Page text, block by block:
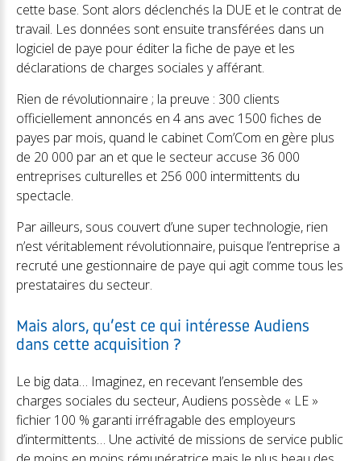
cette base. Sont alors déclenchés la DUE et le contrat de
travail. Les données sont ensuite transférées dans un
logiciel de paye pour éditer la fiche de paye et les
déclarations de charges sociales y afférant.
Rien de révolutionnaire ; la preuve : 300 clients
officiellement annoncés en 4 ans avec 1500 fiches de
payes par mois, quand le cabinet Com’Com en gère plus
de 20 000 par an et que le secteur accuse 36 000
entreprises culturelles et 256 000 intermittents du
spectacle.
Par ailleurs, sous couvert d’une super technologie, rien
n’est véritablement révolutionnaire, puisque l’entreprise a
recruté une gestionnaire de paye qui agit comme tous les
prestataires du secteur.
Mais alors, qu’est ce qui intéresse Audiens
dans cette acquisition ?
Le big data… Imaginez, en recevant l’ensemble des
charges sociales du secteur, Audiens possède « LE »
fichier 100 % garanti irréfragable des employeurs
d’intermittents… Une activité de missions de service public